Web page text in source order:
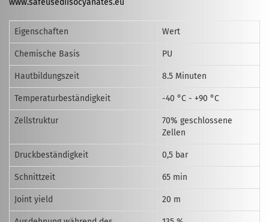
www.safeusediisocyanates.eu
Eigenschaften Wert
Chemische Basis PU
Hautbildungszeit 8.5 Minuten
Temperaturbeständigkeit -40 °C - +90 °C
Zellstruktur
70% geschlossene
Zellen
Druckbeständigkeit 0,5 bar
Schnittzeit 65 min
Joint yield 20 m